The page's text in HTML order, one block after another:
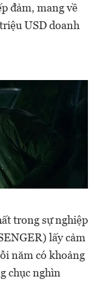
đảm, mang về
USD doanh
trong sự nghiệp
lấy cảm
năm có khoảng
chục nghìn